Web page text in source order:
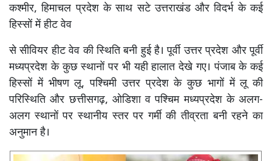
कश्मीर, हिमाचल प्रदेश के साथ सटे उत्तराखंड और विदर्भ के कई
हिस्सों में हीट वेव
से सीवियर हीट वेव की स्थिति बनी हुई है। पूर्वी उत्तर प्रदेश और पूर्वी
मध्यप्रदेश के कुछ स्थानों पर भी यही हालात देखे गए। पंजाब के कई
हिस्सों में भीषण लू, पश्चिमी उत्तर प्रदेश के कुछ भागों में लू की
परिस्थिति और छत्तीसगढ़, ओडिशा व पश्चिम मध्यप्रदेश के अलग-
अलग स्थानों पर स्थानीय स्तर पर गर्मी की तीव्रता बनी रहने का
अनुमान है।